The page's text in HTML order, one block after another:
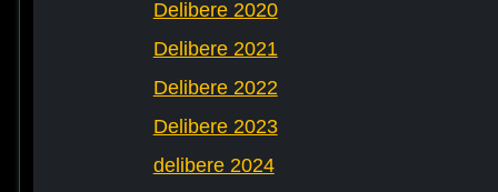
Delibere 2020
Delibere 2021
Delibere 2022
Delibere 2023
delibere 2024